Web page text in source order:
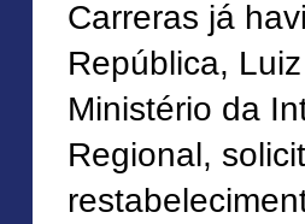
Carreras já
República,
Ministério da
Regional,